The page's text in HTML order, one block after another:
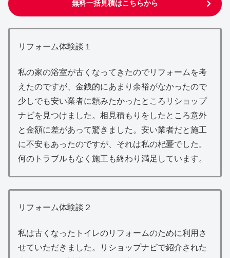
無料一括見積はこちらから
リフォーム体験談１
私の家の浴室が古くなってきたのでリフォームを考
えたのですが、金銭的にあまり余裕がなかったので
少しでも安い業者に頼みたかったところリショップ
ナビを見つけました。相見積もりをしたところ意外
と金額に差があって驚きました。安い業者だと施工
に不安もあったのですが、それは私の杞憂でした。
何のトラブルもなく施工も終わり満足しています。
リフォーム体験談２
私は古くなったトイレのリフォームのために利用さ
せていただきました。リショップナビで紹介された